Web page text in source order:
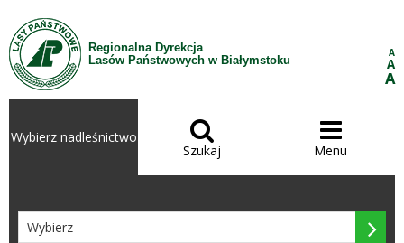
Przejdź do treści
Regionalna Dyrekcja
Lasów Państwowych w Białymstoku
A
A
A
Wybierz nadleśnictwo 
Szukaj

Menu
